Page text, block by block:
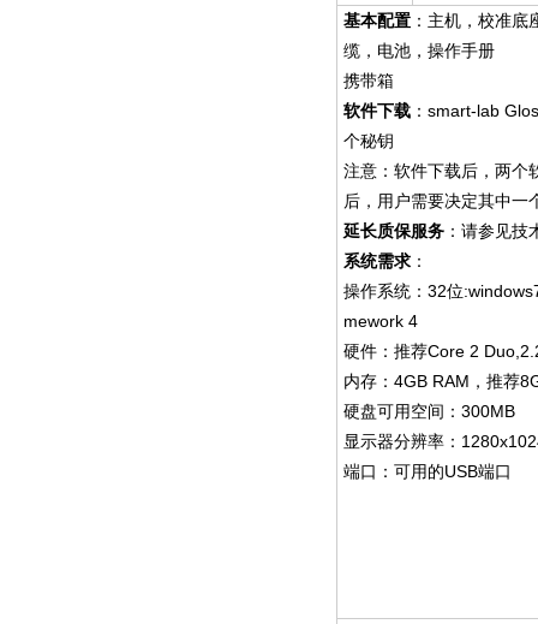
基本配置 ：主机，校准底
缆，电池，操作手册
携带箱
软件下载 ： smart-lab
个秘钥
注意：软件下载后，两个
后，用户需要决定其中一
延长质保服务 ：请参见技
系统需求 ：
操作系统： 32位
mework 4
硬件：推荐Core 2
内存： 4GB RAM ，推荐
硬盘可用空间： 300MB
显示器分辨率：
端口：可用的USB端口